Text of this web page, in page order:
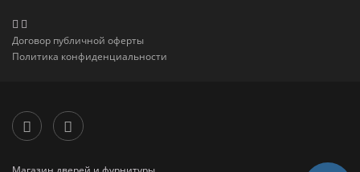
Договор публичной оферты
Политика конфиденциальности